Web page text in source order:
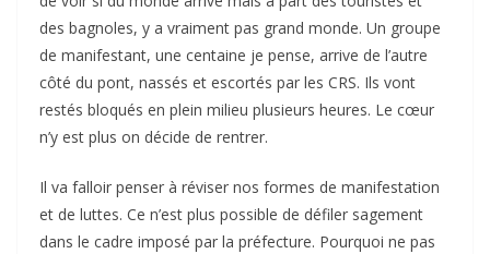
des bagnoles, y a vraiment pas grand monde. Un groupe
de manifestant, une centaine je pense, arrive de l’autre
côté du pont, nassés et escortés par les CRS. Ils vont
restés bloqués en plein milieu plusieurs heures. Le cœur
n’y est plus on décide de rentrer.
Il va falloir penser à réviser nos formes de manifestation
et de luttes. Ce n’est plus possible de défiler sagement
dans le cadre imposé par la préfecture. Pourquoi ne pas